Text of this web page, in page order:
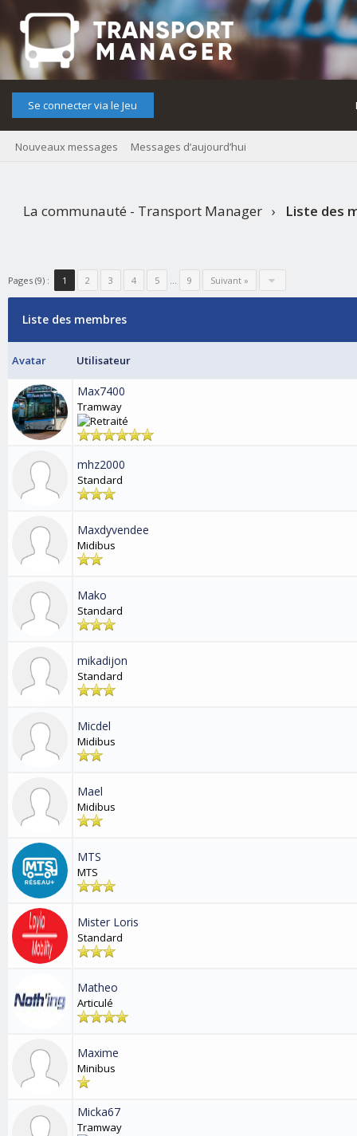
Se connecter via le Jeu
Nouveaux messages Messages d’aujourd’hui
La communauté - Transport Manager › Liste des
Pages (9) : 1 2 3 4 5 … 9 Suivant »
Liste des membres
Avatar Utilisateur
Max7400
Tramway
mhz2000
Standard
Maxdyvendee
Midibus
Mako
Standard
mikadijon
Standard
Micdel
Midibus
Mael
Midibus
MTS
MTS
Mister Loris
Standard
Matheo
Articulé
Maxime
Minibus
Micka67
Tramway